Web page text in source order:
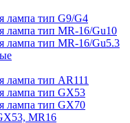
лампа тип G9/G4
лампа тип MR-16/Gu10
лампа тип MR-16/Gu5.3
лампа тип AR111
лампа тип GX53
лампа тип GX70
MR16